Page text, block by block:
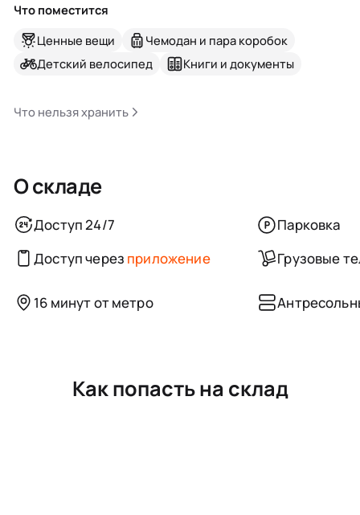
Что поместится
Ценные вещи
Чемодан и пара коробок
Детский велосипед
Книги и документы
Что нельзя хранить
О складе
Доступ 24/7
Парковка
Доступ через приложение Грузовые
16 минут от метро
Как попасть на склад